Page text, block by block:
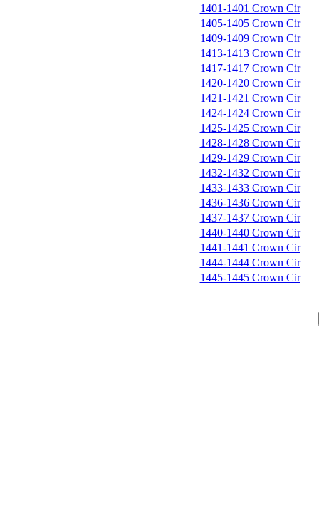
1401-1401 Crown Cir
1405-1405 Crown Cir
1409-1409 Crown Cir
1413-1413 Crown Cir
1417-1417 Crown Cir
1420-1420 Crown Cir
1421-1421 Crown Cir
1424-1424 Crown Cir
1425-1425 Crown Cir
1428-1428 Crown Cir
1429-1429 Crown Cir
1432-1432 Crown Cir
1433-1433 Crown Cir
1436-1436 Crown Cir
1437-1437 Crown Cir
1440-1440 Crown Cir
1441-1441 Crown Cir
1444-1444 Crown Cir
1445-1445 Crown Cir